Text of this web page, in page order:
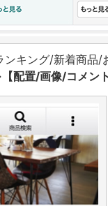
ンキング/新着商品/
配置/画像/コメン